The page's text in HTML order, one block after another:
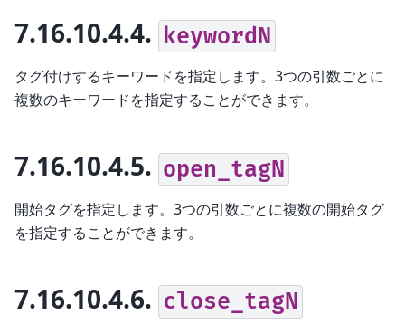
7.16.10.4.4. keywordN
タグ付けするキーワードを指定します。3つの引数ごとに
複数のキーワードを指定することができます。
7.16.10.4.5. open_tagN
開始タグを指定します。3つの引数ごとに複数の開始タグ
を指定することができます。
7.16.10.4.6. close_tagN